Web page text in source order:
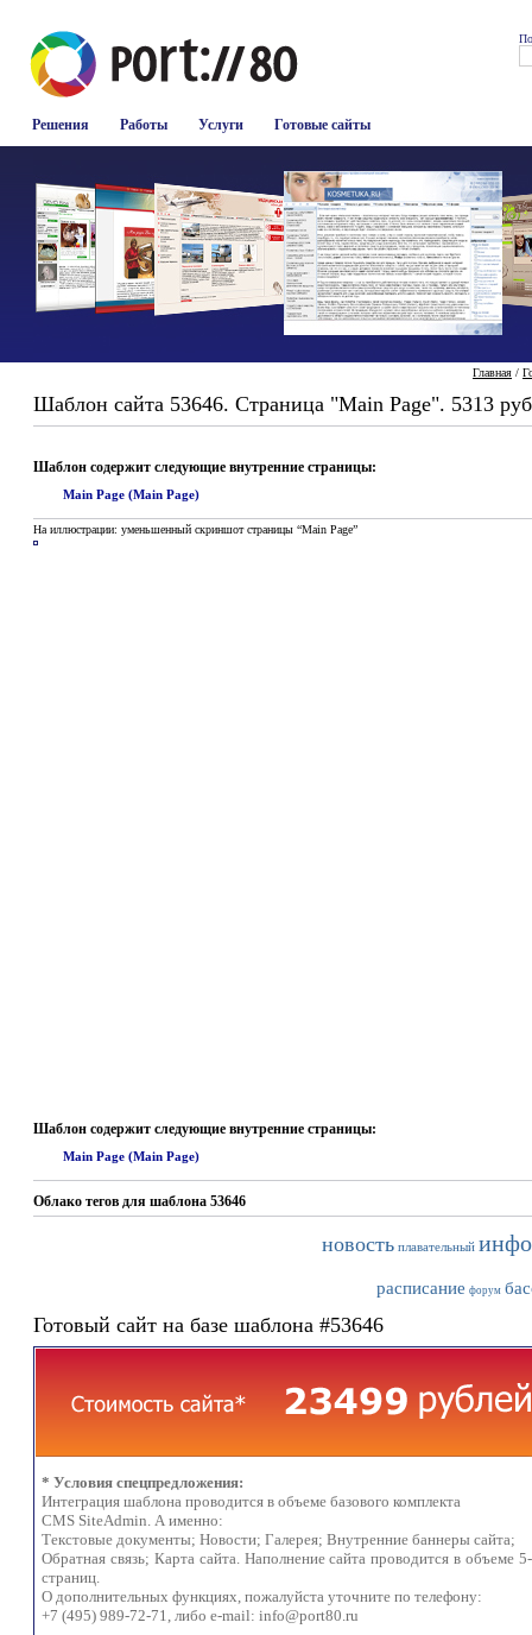
Решения Работы Услуги Готовые сайты
Главная /
Шаблон сайта 53646. Страница "Main Page". 5313
Шаблон содержит следующие внутренние страницы:
Main Page (Main Page)
На иллюстрации: уменьшенный скриншот страницы “Main Page”
Шаблон содержит следующие внутренние страницы:
Main Page (Main Page)
Облако тегов для шаблона 53646
новость плавательный
расписание форум
Готовый сайт на базе шаблона #53646
* Условия спецпредложения:
Интеграция шаблона проводится в объеме базового комплекта
CMS SiteAdmin. А именно:
Текстовые документы; Новости; Галерея; Внутренние баннеры сайта;
Обратная связь; Карта сайта. Наполнение сайта проводится в объеме
страниц.
О дополнительных функциях, пожалуйста уточните по телефону:
+7 (495) 989-72-71, либо e-mail: info@port80.ru